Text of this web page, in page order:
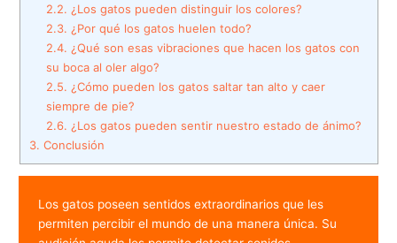
2.2. ¿Los gatos pueden distinguir los colores?
2.3. ¿Por qué los gatos huelen todo?
2.4. ¿Qué son esas vibraciones que hacen los gatos con
su boca al oler algo?
2.5. ¿Cómo pueden los gatos saltar tan alto y caer
siempre de pie?
2.6. ¿Los gatos pueden sentir nuestro estado de ánimo?
3. Conclusión
Los gatos poseen sentidos extraordinarios que les
permiten percibir el mundo de una manera única. Su